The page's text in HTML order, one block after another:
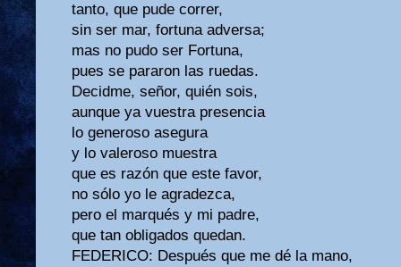
tanto, que pude correr,
sin ser mar, fortuna adversa;
mas no pudo ser Fortuna,
pues se pararon las ruedas.
Decidme, señor, quién sois,
aunque ya vuestra presencia
lo generoso asegura
y lo valeroso muestra
que es razón que este favor,
no sólo yo le agradezca,
pero el marqués y mi padre,
que tan obligados quedan.
FEDERICO: Después que me dé la mano,